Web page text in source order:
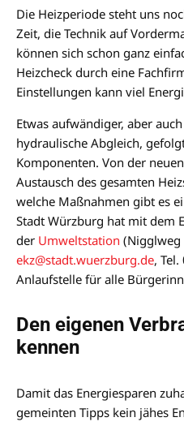
Die Heizperiode steht uns
Zeit, die Technik auf
können sich schon ganz
Heizcheck durch eine
Einstellungen kann viel
Etwas aufwändiger, aber
hydraulische Abgleich,
Komponenten. Von der
Austausch des gesamten
welche Maßnahmen gibt es
Stadt Würzburg hat mit dem
der Umweltstation (Nigglweg
ekz@stadt.wuerzburg.de,
Anlaufstelle für alle
Den eigenen
kennen
Damit das Energiesparen
gemeinten Tipps kein jähes